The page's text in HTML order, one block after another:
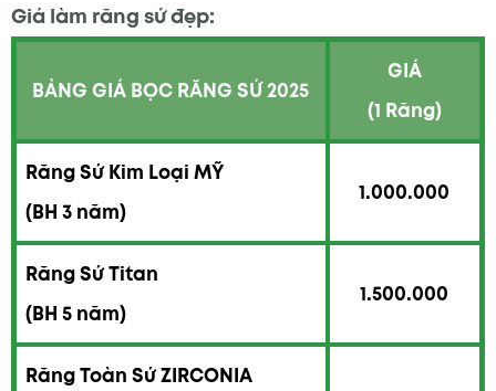
Giá làm răng sứ đẹp:
BẢNG GIÁ BỌC RĂNG SỨ 2025
GIÁ
(1 Răng)
Răng Sứ Kim Loại MỸ
(BH 3 năm)
1.000.000
Răng Sứ Titan
(BH 5 năm)
1.500.000
Răng Toàn Sứ ZIRCONIA